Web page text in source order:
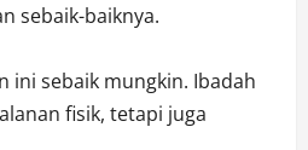
sebaik-baiknya.
ini sebaik mungkin. Ibadah
fisik, tetapi juga